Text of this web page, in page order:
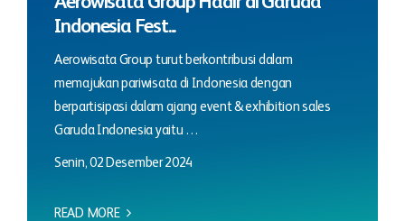
Indonesia Fest...
Aerowisata Group turut berkontribusi dalam
memajukan pariwisata di Indonesia dengan
berpartisipasi dalam ajang event & exhibition sales
Garuda Indonesia yaitu …
Senin, 02 Desember 2024
READ MORE